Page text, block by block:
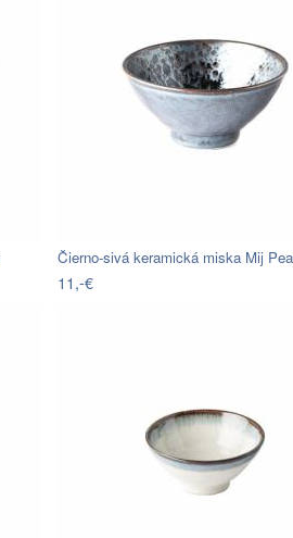
Čierno-sivá keramická miska Mij
11,-€